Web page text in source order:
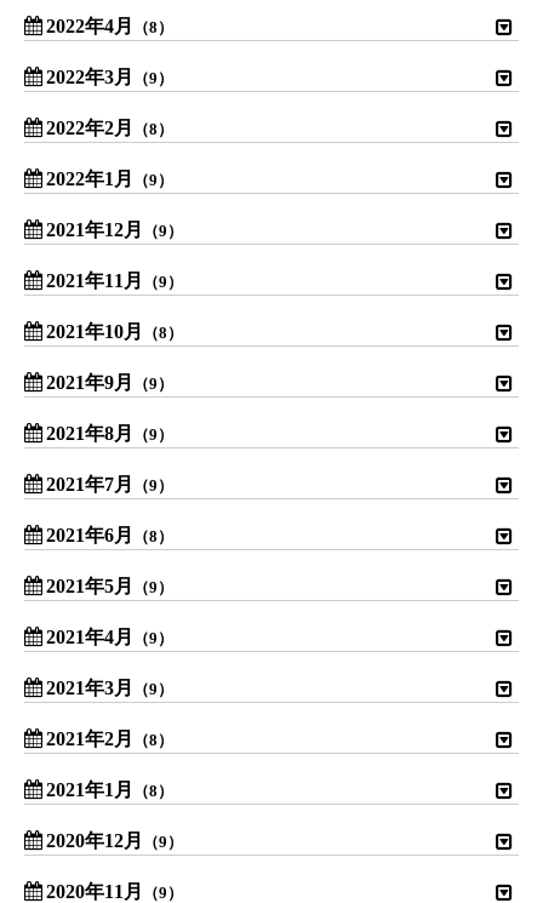
2022年4月 （8）
2022年3月 （9）
2022年2月 （8）
2022年1月 （9）
2021年12月 （9）
2021年11月 （9）
2021年10月 （8）
2021年9月 （9）
2021年8月 （9）
2021年7月 （9）
2021年6月 （8）
2021年5月 （9）
2021年4月 （9）
2021年3月 （9）
2021年2月 （8）
2021年1月 （8）
2020年12月 （9）
2020年11月 （9）